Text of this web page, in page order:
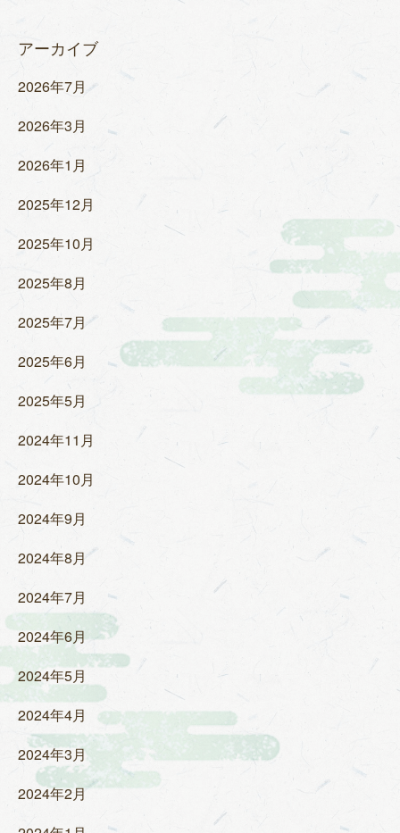
アーカイブ
2026年7月
2026年3月
2026年1月
2025年12月
2025年10月
2025年8月
2025年7月
2025年6月
2025年5月
2024年11月
2024年10月
2024年9月
2024年8月
2024年7月
2024年6月
2024年5月
2024年4月
2024年3月
2024年2月